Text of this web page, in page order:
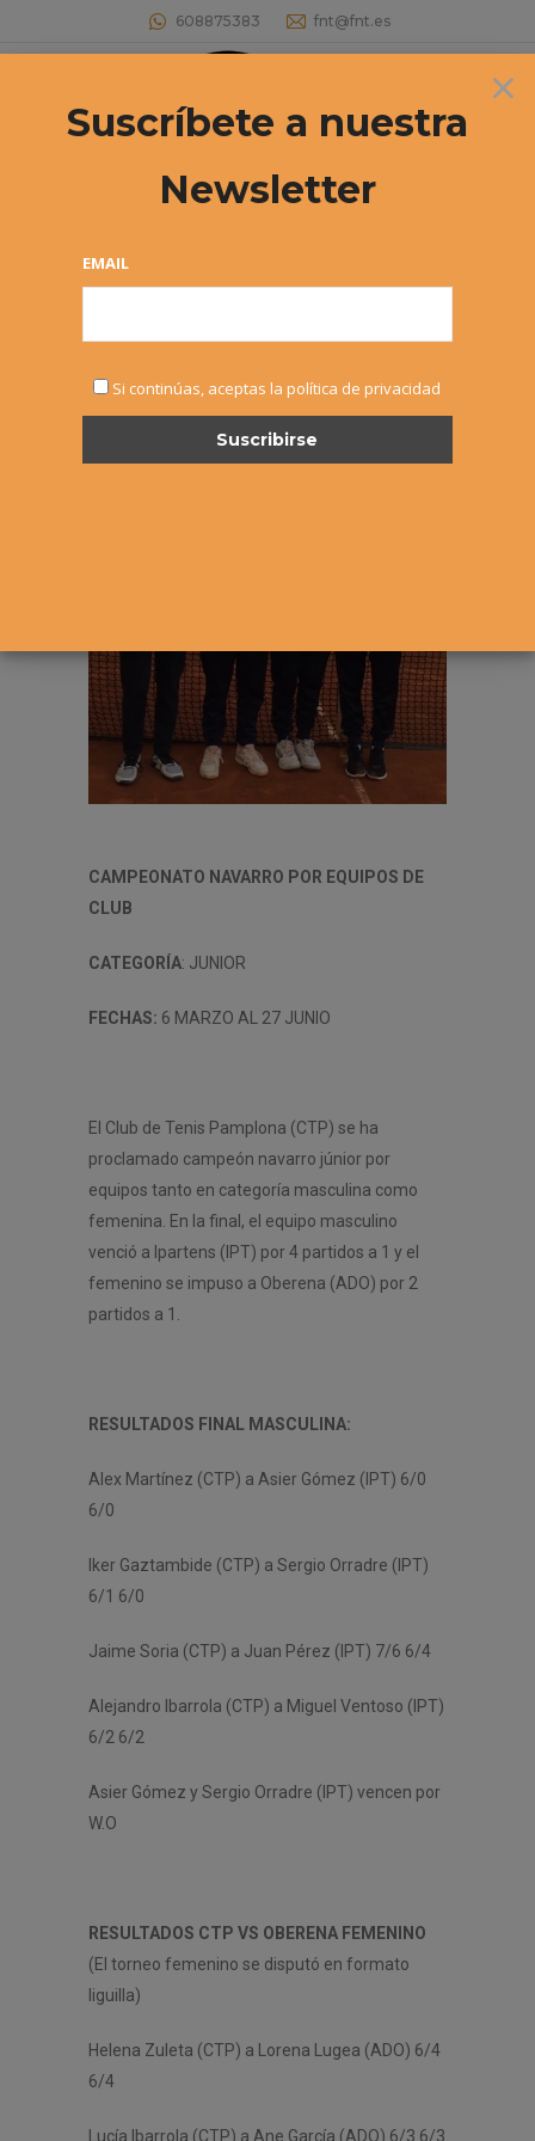
608875383 fnt@fnt.es
Buscar:
CAMPEONATO NAVARRO JÚNIOR
CAMPEONATO NAVARRO POR EQUIPOS DE
CLUB
CATEGORÍA: JUNIOR
FECHAS: 6 MARZO AL 27 JUNIO
El Club de Tenis Pamplona (CTP) se ha
proclamado campeón navarro júnior por
equipos tanto en categoría masculina como
femenina. En la final, el equipo masculino
venció a Ipartens (IPT) por 4 partidos a 1 y el
femenino se impuso a Oberena (ADO) por 2
partidos a 1.
RESULTADOS FINAL MASCULINA:
Alex Martínez (CTP) a Asier Gómez (IPT) 6/0
6/0
Iker Gaztambide (CTP) a Sergio Orradre (IPT)
6/1 6/0
Jaime Soria (CTP) a Juan Pérez (IPT) 7/6 6/4
Alejandro Ibarrola (CTP) a Miguel Ventoso (IPT)
6/2 6/2
Asier Gómez y Sergio Orradre (IPT) vencen por
W.O
RESULTADOS CTP VS OBERENA FEMENINO
(El torneo femenino se disputó en formato
liguilla)
Helena Zuleta (CTP) a Lorena Lugea (ADO) 6/4
6/4
Lucía Ibarrola (CTP) a Ane García (ADO) 6/3 6/3
×
Suscríbete a nuestra
Newsletter
EMAIL
Si continúas, aceptas la política de privacidad